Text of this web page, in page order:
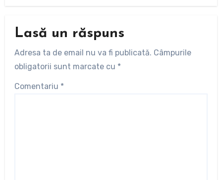
Lasă un răspuns
Adresa ta de email nu va fi publicată. Câmpurile
obligatorii sunt marcate cu *
Comentariu *